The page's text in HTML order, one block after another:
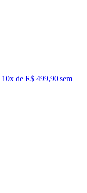
10x de R$ 499,90 sem